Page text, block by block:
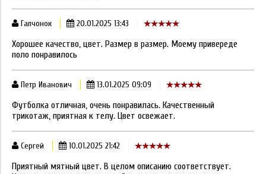
Галчонок 20.01.2025 13:43
Хорошее качество, цвет. Размер в размер. Моему привереде
поло понравилось
Петр Иванович 13.01.2025 09:09
Футболка отличная, очень понравилась. Качественный
трикотаж, приятная к телу. Цвет освежает.
Сергей 10.01.2025 21:42
Приятный мятный цвет. В целом описанию соответствует.